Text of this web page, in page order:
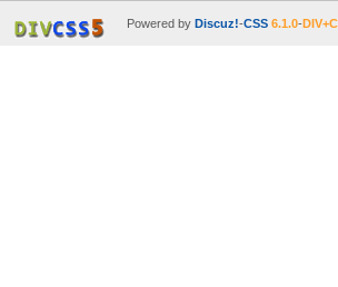
Powered by Discuz!-CSS 6.1.0-